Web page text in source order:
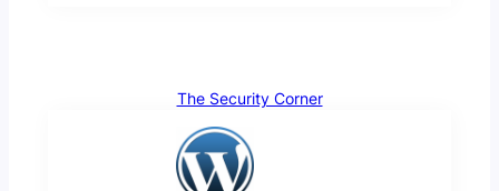
The Security Corner